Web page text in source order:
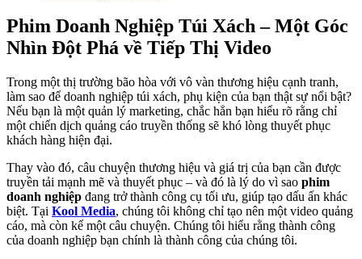
Phim Doanh Nghiệp Túi Xách – Một Góc
Nhìn Đột Phá về Tiếp Thị Video
Trong một thị trường bão hòa với vô vàn thương hiệu cạnh tranh,
làm sao để doanh nghiệp túi xách, phụ kiện của bạn thật sự nổi bật?
Nếu bạn là một quản lý marketing, chắc hẳn bạn hiểu rõ rằng chỉ
một chiến dịch quảng cáo truyền thống sẽ khó lòng thuyết phục
khách hàng hiện đại.
Thay vào đó, câu chuyện thương hiệu và giá trị của bạn cần được
truyền tải mạnh mẽ và thuyết phục – và đó là lý do vì sao phim
doanh nghiệp đang trở thành công cụ tối ưu, giúp tạo dấu ấn khác
biệt. Tại Kool Media, chúng tôi không chỉ tạo nên một video quảng
cáo, mà còn kể một câu chuyện. Chúng tôi hiểu rằng thành công
của doanh nghiệp bạn chính là thành công của chúng tôi.